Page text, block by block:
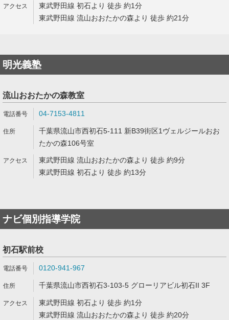
東武野田線 初石より 徒歩 約1分
東武野田線 流山おおたかの森より 徒歩 約21分
明光義塾
流山おおたかの森教室
04-7153-4811
千葉県流山市西初石5-111 新B39街区1ヴェルジールおお
たかの森106号室
東武野田線 流山おおたかの森より 徒歩 約9分
東武野田線 初石より 徒歩 約13分
ナビ個別指導学院
初石駅前校
0120-941-967
千葉県流山市西初石3-103-5 グローリアビル初石II 3F
東武野田線 初石より 徒歩 約1分
東武野田線 流山おおたかの森より 徒歩 約20分